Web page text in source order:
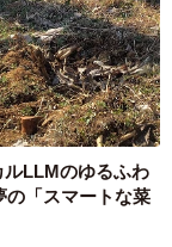
LLMのゆるふわ
「スマートな菜